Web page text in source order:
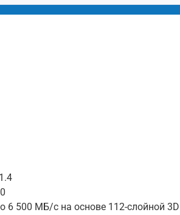
500 МБ/с на основе 112-слойной